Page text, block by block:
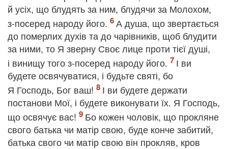
й усіх, що блудять за ним, блудячи за Молохом,
з-посеред народу його.
А душа, що звертається
до померлих духів та до чарівників, щоб блудити
за ними, то Я зверну Своє лице проти тієї душі,
і винищу того з-посеред народу його.
І ви
будете освячуватися, і будьте святі, бо
Я Господь, Бог ваш!
І ви будете держати
постанови Мої, і будете виконувати їх. Я Господь,
що освячує вас!
Бо кожен чоловік, що прокляне
свого батька чи матір свою, буде конче забитий,
батька свого чи матір свою він прокляв, кров